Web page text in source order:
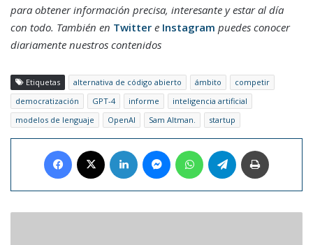
para obtener información precisa, interesante y estar al día
con todo. También en Twitter e Instagram puedes conocer
diariamente nuestros contenidos
Etiquetas alternativa de código abierto ámbito
competir
democratización
GPT-4 informe
inteligencia artificial
modelos de lenguaje
OpenAI Sam Altman. startup
Facebook LinkedIn MessengerWhatsAppTelegram